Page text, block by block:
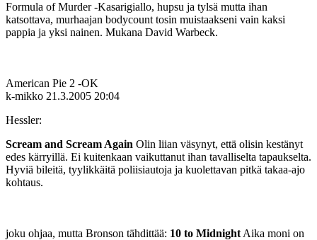
Formula of Murder ‑Kasarigiallo, hupsu ja tylsä mutta ihan
katsottava, murhaajan bodycount tosin muistaakseni vain kaksi
pappia ja yksi nainen. Mukana David Warbeck.
American Pie 2 ‑OK
k-mikko 21.3.2005 20:04
Hessler:
Scream and Scream Again Olin liian väsynyt, että olisin kestänyt
edes kärryillä. Ei kuitenkaan vaikuttanut ihan tavalliselta tapaukselta.
Hyviä bileitä, tyylikkäitä poliisiautoja ja kuolettavan pitkä takaa-ajo
kohtaus.
joku ohjaa, mutta Bronson tähdittää: 10 to Midnight Aika moni on